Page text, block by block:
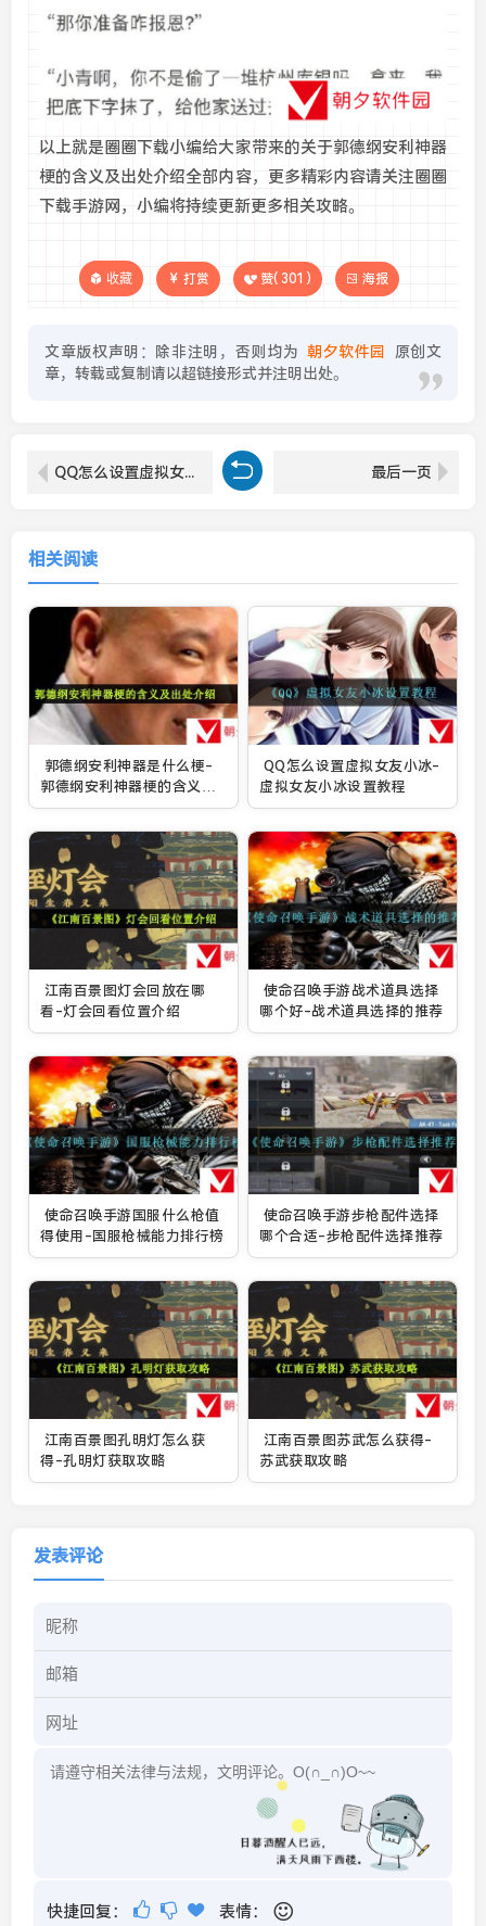
以上就是圈圈下载小编给大家带来的关于郭德纲安利神器
梗的含义及出处介绍全部内容，更多精彩内容请关注圈圈
下载手游网，小编将持续更新更多相关攻略。
收藏 打赏 赞( 301 ) 海报
文章版权声明：除非注明，否则均为 朝夕软件园
原创文
章，转载或复制请以超链接形式并注明出处。
QQ怎么设置虚拟女友小冰-虚拟女友小冰设置教程 最后一页
相关阅读
郭德纲安利神器是什么梗-
郭德纲安利神器梗的含义及
出处介绍
QQ怎么设置虚拟女友小冰-
虚拟女友小冰设置教程
江南百景图灯会回放在哪
看-灯会回看位置介绍
使命召唤手游战术道具选择
哪个好-战术道具选择的推荐
使命召唤手游国服什么枪值
得使用-国服枪械能力排行榜
使命召唤手游步枪配件选择
哪个合适-步枪配件选择推荐
江南百景图孔明灯怎么获
得-孔明灯获取攻略
江南百景图苏武怎么获得-
苏武获取攻略
发表评论
快捷回复： 表情：